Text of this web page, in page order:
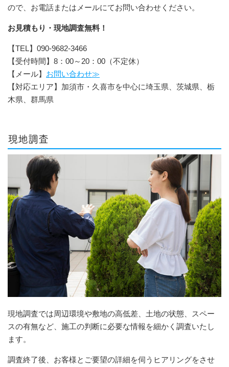
ので、お電話またはメールにてお問い合わせください。
お見積もり・現地調査無料！
【TEL】090-9682-3466
【受付時間】8：00～20：00（不定休）
【メール】 お問い合わせ≫
【対応エリア】加須市・久喜市を中心に埼玉県、茨城県、栃
木県、群馬県
現地調査
現地調査では周辺環境や敷地の高低差、土地の状態、スペー
スの有無など、施工の判断に必要な情報を細かく調査いたし
ます。
調査終了後、お客様とご要望の詳細を伺うヒアリングをさせ